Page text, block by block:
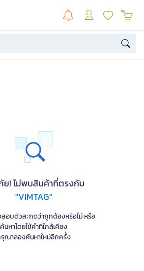
ย! ไม่พบสินค้าที่ตรงกับ
"VIMTAG"
สอบตัวสะกดว่าถูกต้องหรือไม่ หรือ
ค้นหาโดยใช้คำที่ใกล้เคียง
ณาลองค้นหาใหม่อีกครั้ง